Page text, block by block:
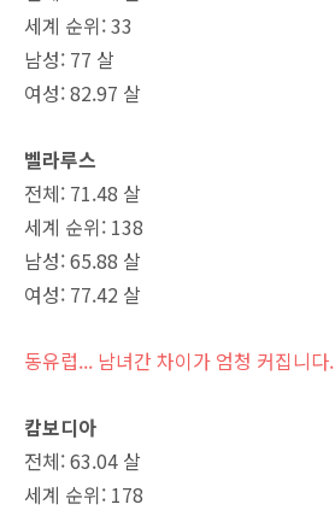
세계 순위: 33
남성: 77 살
여성: 82.97 살
벨라루스
전체: 71.48 살
세계 순위: 138
남성: 65.88 살
여성: 77.42 살
동유럽... 남녀간 차이가 엄청 커집니다.
캄보디아
전체: 63.04 살
세계 순위: 178